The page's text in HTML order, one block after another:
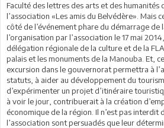
Faculté des lettres des arts et des humanités
l’association «Les amis du Belvédère». Mais
côté de l’événement phare du démarrage de
l’organisation par l’association le 17 mai
délégation régionale de la culture et de la
palais et les monuments de la Manouba. Et,
excursion dans le gouvernorat permettra à
statuts, à aider au développement du
d’expérimenter un projet d’itinéraire
à voir le jour, contribuerait à la création
économique de la région. Il n’est pas interdit
l’association sont persuadés que leur